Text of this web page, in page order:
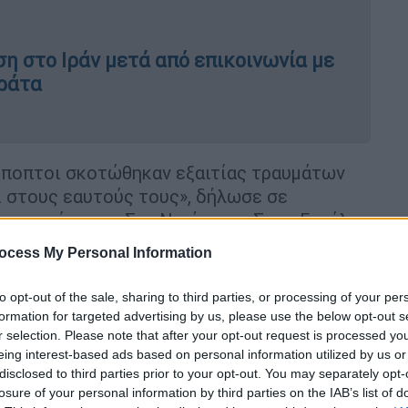
My Personal Information
opt-out of the sale, sharing to third parties, or processing of your
for targeted advertising by us, please use the below opt-out
selection. Please note that after your opt-out request is processed
interest-based ads based on personal information utilized by us
to third parties prior to your opt-out. You may separately
of your personal information by third parties on the IAB’s list of
στο Ιράν μετά από επικοινωνία με
σκοτώθηκαν εξαιτίας τραυμάτων
στους εαυτούς τους», δήλωσε σε
του Σαν Ντιέγκο, ο Σκοτ Γουάλ,
πρόσθεσε, χωρίς να αποκαλύψει τις
παρόν άγνωστα. Η αστυνομία ωστόσο
επίθεση, έκανε λόγο για έγκλημα